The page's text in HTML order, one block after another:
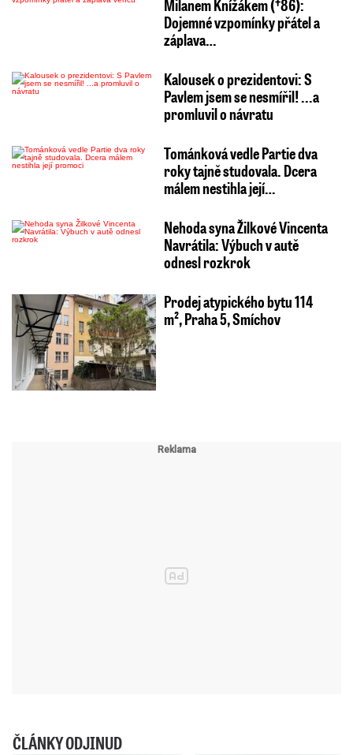
Milanem Knížákem (†86):
Dojemné vzpomínky přátel a
záplava…
Kalousek o prezidentovi: S
Pavlem jsem se nesmířil! ...a
promluvil o návratu
Tománková vedle Partie dva
roky tajně studovala. Dcera
málem nestihla její…
Nehoda syna Žilkové Vincenta
Navrátila: Výbuch v autě
odnesl rozkrok
Prodej atypického bytu 114
m², Praha 5, Smíchov
ČLÁNKY ODJINUD